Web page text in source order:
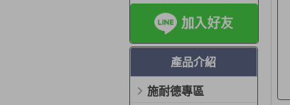
產品介紹
施耐德專區